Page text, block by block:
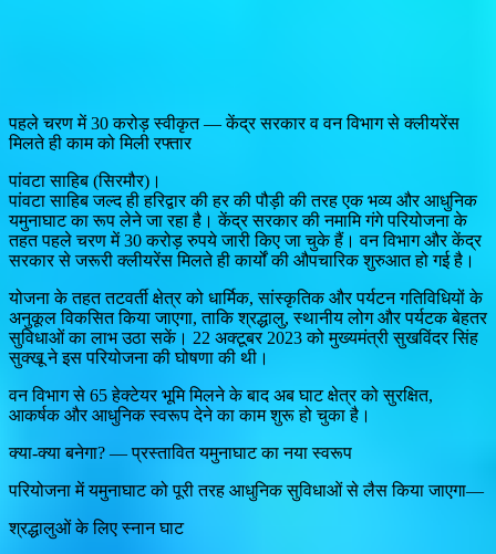
पहले चरण में 30 करोड़ स्वीकृत — केंद्र सरकार व वन विभाग से क्लीयरेंस
मिलते ही काम को मिली रफ्तार
पांवटा साहिब (सिरमौर)।
पांवटा साहिब जल्द ही हरिद्वार की हर की पौड़ी की तरह एक भव्य और आधुनिक
यमुनाघाट का रूप लेने जा रहा है। केंद्र सरकार की नमामि गंगे परियोजना के
तहत पहले चरण में 30 करोड़ रुपये जारी किए जा चुके हैं। वन विभाग और केंद्र
सरकार से जरूरी क्लीयरेंस मिलते ही कार्यों की औपचारिक शुरुआत हो गई है।
योजना के तहत तटवर्ती क्षेत्र को धार्मिक, सांस्कृतिक और पर्यटन गतिविधियों के
अनुकूल विकसित किया जाएगा, ताकि श्रद्धालु, स्थानीय लोग और पर्यटक बेहतर
सुविधाओं का लाभ उठा सकें। 22 अक्टूबर 2023 को मुख्यमंत्री सुखविंदर सिंह
सुक्खू ने इस परियोजना की घोषणा की थी।
वन विभाग से 65 हेक्टेयर भूमि मिलने के बाद अब घाट क्षेत्र को सुरक्षित,
आकर्षक और आधुनिक स्वरूप देने का काम शुरू हो चुका है।
क्या-क्या बनेगा? — प्रस्तावित यमुनाघाट का नया स्वरूप
परियोजना में यमुनाघाट को पूरी तरह आधुनिक सुविधाओं से लैस किया जाएगा—
श्रद्धालुओं के लिए स्नान घाट